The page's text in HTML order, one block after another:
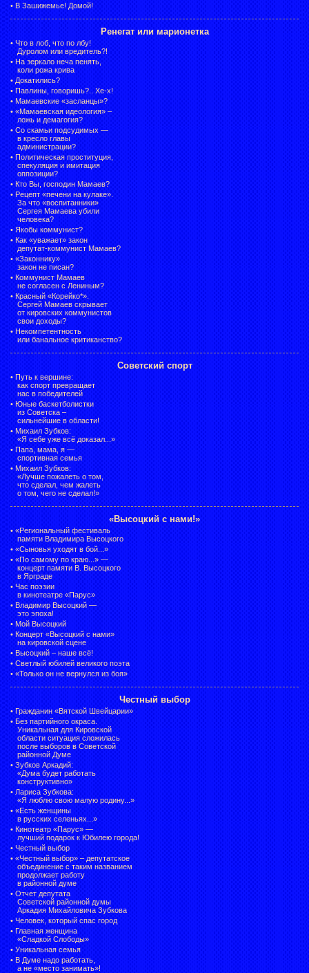
• В Зашижемье! Домой!
Ренегат или марионетка
• Что в лоб, что по лбу!
Дуролом или вредитель?!
• На зеркало неча пенять,
коли рожа крива
• Докатились?
• Павлины, говоришь?.. Хе-х!
• Мамаевские «засланцы»?
• «Мамаевская идеология» –
ложь и демагогия?
• Со скамьи подсудимых —
в кресло главы
администрации?
• Политическая проституция,
спекуляция и имитация
оппозиции?
• Кто Вы, господин Мамаев?
• Рецепт «печени на кулаке».
За что «воспитанники»
Сергея Мамаева убили
человека?
• Якобы коммунист?
• Как «уважает» закон
депутат-коммунист Мамаев?
• «Законнику»
закон не писан?
• Коммунист Мамаев
не согласен с Лениным?
• Красный «Корейко*».
Сергей Мамаев скрывает
от кировских коммунистов
свои доходы?
• Некомпетентность
или банальное критиканство?
Советский спорт
• Путь к вершине:
как спорт превращает
нас в победителей
• Юные баскетболистки
из Советска –
сильнейшие в области!
• Михаил Зубков:
«Я себе уже всё доказал...»
• Папа, мама, я —
спортивная семья
• Михаил Зубков:
«Лучше пожалеть о том,
что сделал, чем жалеть
о том, чего не сделал!»
«Высоцкий с нами!»
• «Региональный фестиваль
памяти Владимира Высоцкого
• «Сыновья уходят в бой...»
• «По самому по краю...» —
концерт памяти В. Высоцкого
в Ярграде
• Час поэзии
в кинотеатре «Парус»
• Владимир Высоцкий —
это эпоха!
• Мой Высоцкий
• Концерт «Высоцкий с нами»
на кировской сцене
• Высоцкий – наше всё!
• Светлый юбилей великого поэта
• «Только он не вернулся из боя»
Честный выбор
• Гражданин «Вятской Швейцарии»
• Без партийного окраса.
Уникальная для Кировской
области ситуация сложилась
после выборов в Советской
районной Думе
• Зубков Аркадий:
«Дума будет работать
конструктивно»
• Лариса Зубкова:
«Я люблю свою малую родину...»
• «Есть женщины
в русских селеньях...»
• Кинотеатр «Парус» —
лучший подарок к Юбилею города!
• Честный выбор
• «Честный выбор» – депутатское
объединение с таким названием
продолжает работу
в районной думе
• Отчет депутата
Советской районной думы
Аркадия Михайловича Зубкова
• Человек, который спас город
• Главная женщина
«Сладкой Слободы»
• Уникальная семья
• В Думе надо работать,
а не «место занимать»!